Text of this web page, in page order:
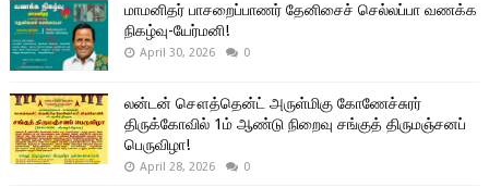
மாமனிதர் பாசறைப்பாணர் தேனிசைச் செல்லப்பா வணக்க
நிகழ்வு-யேர்மனி!
April 30, 2026 0
லன்டன் சௌத்தென்ட் அருள்மிகு கோணேச்சுரர்
திருக்கோவில் 1ம் ஆண்டு நிறைவு சங்குத் திருமஞ்சனப்
பெருவிழா!
April 28, 2026 0